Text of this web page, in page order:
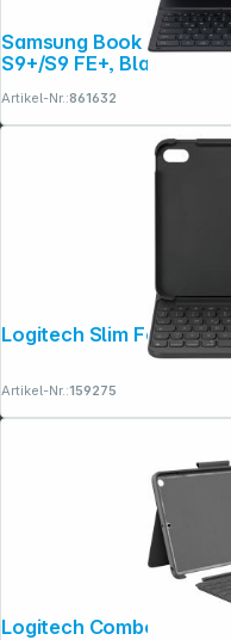
Samsung Book Cover Keyboard
S9+/S9 FE+, Black
Artikel-Nr.:861632
Logitech
Artikel-Nr.:159275